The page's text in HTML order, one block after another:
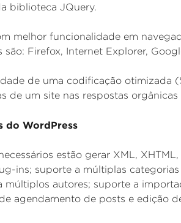
biblioteca JQuery.
melhor funcionalidade em
Firefox, Internet Explorer,
de uma codificação otimizada
de um site nas respostas
do WordPress
estão gerar XML,
ins; suporte a múltiplas
múltiplos autores; suporte a
agendamento de posts e edição